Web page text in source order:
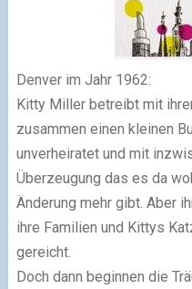
Denver im Jahr 1962:
Kitty Miller betreibt mit
zusammen einen kleinen
unverheiratet und mit
Überzeugung das es da
Änderung mehr gibt. Aber
ihre Familien und Kittys
gereicht.
Doch dann beginnen die